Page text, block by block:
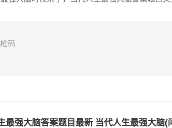
码
最强大脑答案题目最新 当代人生最强大脑(